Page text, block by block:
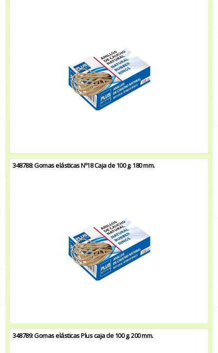
348788: Gomas elásticas Nº18 Caja de 100 g. 180 mm.
348789: Gomas elásticas Plus caja de 100 g. 200 mm.